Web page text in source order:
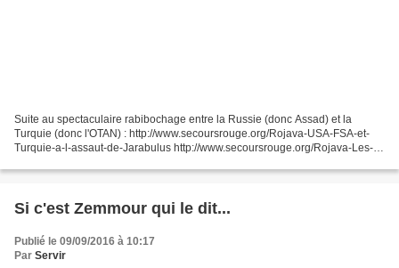
Suite au spectaculaire rabibochage entre la Russie (donc Assad) et la
Turquie (donc l'OTAN) : http://www.secoursrouge.org/Rojava-USA-FSA-et-
Turquie-a-l-assaut-de-Jarabulus http://www.secoursrouge.org/Rojava-Les-
Si c'est Zemmour qui le dit...
Publié le 09/09/2016 à 10:17
Par Servir